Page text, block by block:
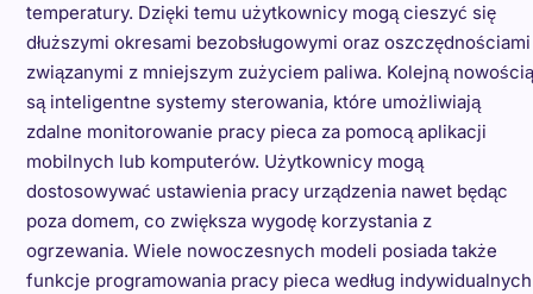
temperatury. Dzięki temu użytkownicy mogą cieszyć się
dłuższymi okresami bezobsługowymi oraz oszczędnościami
związanymi z mniejszym zużyciem paliwa. Kolejną nowością
są inteligentne systemy sterowania, które umożliwiają
zdalne monitorowanie pracy pieca za pomocą aplikacji
mobilnych lub komputerów. Użytkownicy mogą
dostosowywać ustawienia pracy urządzenia nawet będąc
poza domem, co zwiększa wygodę korzystania z
ogrzewania. Wiele nowoczesnych modeli posiada także
funkcje programowania pracy pieca według indywidualnych